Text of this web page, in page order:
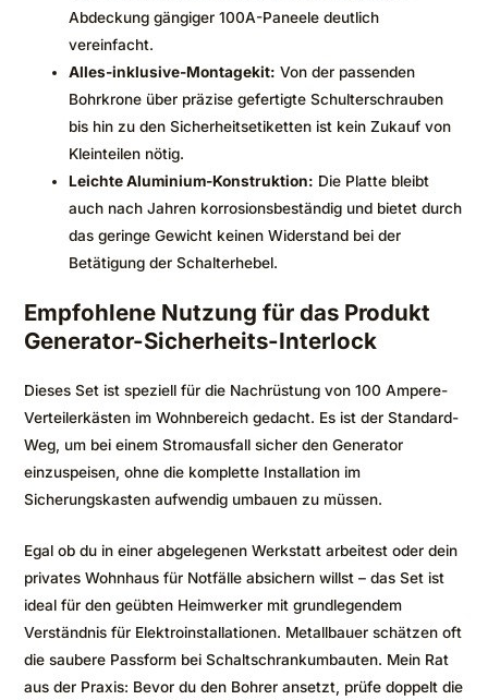
Abdeckung gängiger 100A-Paneele deutlich
vereinfacht.
Alles-inklusive-Montagekit: Von der passenden
Bohrkrone über präzise gefertigte Schulterschrauben
bis hin zu den Sicherheitsetiketten ist kein Zukauf von
Kleinteilen nötig.
Leichte Aluminium-Konstruktion: Die Platte bleibt
auch nach Jahren korrosionsbeständig und bietet durch
das geringe Gewicht keinen Widerstand bei der
Betätigung der Schalterhebel.
Empfohlene Nutzung für das Produkt
Generator-Sicherheits-Interlock
Dieses Set ist speziell für die Nachrüstung von 100 Ampere-
Verteilerkästen im Wohnbereich gedacht. Es ist der Standard-
Weg, um bei einem Stromausfall sicher den Generator
einzuspeisen, ohne die komplette Installation im
Sicherungskasten aufwendig umbauen zu müssen.
Egal ob du in einer abgelegenen Werkstatt arbeitest oder dein
privates Wohnhaus für Notfälle absichern willst – das Set ist
ideal für den geübten Heimwerker mit grundlegendem
Verständnis für Elektroinstallationen. Metallbauer schätzen oft
die saubere Passform bei Schaltschrankumbauten. Mein Rat
aus der Praxis: Bevor du den Bohrer ansetzt, prüfe doppelt die